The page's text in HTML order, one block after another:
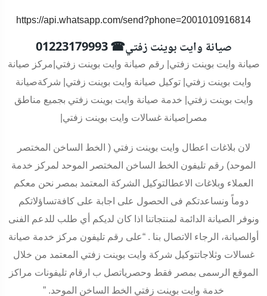
https://api.whatsapp.com/send?phone=2001010916814
صيانة وايت بوينت زفتي☎
01223179993
صيانة وايت بوينت زفتي | رقم صيانة وايت بوينت زفتي |مركز صيانة
وايت بوينت زفتي | توكيل صيانة وايت بوينت زفتي | شركةصيانة
وايت بوينت زفتي | خدمة صيانة وايت بوينت زفتي بجميع مناطق
مصر|صيانة غسالات وايت بوينت زفتي
لان بلاغات اعطال وايت بوينت زفتي( الخط الساخن المختصر
الموحد) رقم تليفون الخط الساخن المختصر الموحد لمركز خدمة
العملاء وبلاغات الاعطالتوكيل الشركة المعتمد بمصر نحن معكم
دوماً ونساعدتكم فى الحصول على اجابة على كافةتساؤلاتكم
ونوفر الصيانة الدائمة لمنتجاتنا اذا كان لديكم أي طلب للدعم الفنى
أوالصيانة، الرجاء الاتصال بنا . “على رقم تليفون مركز خدمة صيانة
غسالات وثلاجاتتوكيل شركة وايت بوينت زفتي المعتمد من خلال
الموقع الرسمى بمصر فقط وحصرياتصل ب ارقام تليفونات مراكز
خدمة وايت بوينت زفتي الخط الساخن الموحد” .